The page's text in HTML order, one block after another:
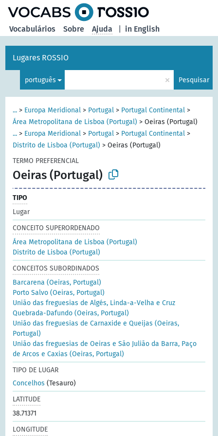
in English
Vocabulários Sobre Ajuda
Lugares ROSSIO
português × Pesquisar
... > Europa Meridional > Portugal > Portugal Continental >
Área Metropolitana de Lisboa (Portugal) >Oeiras (Portugal)
... > Europa Meridional > Portugal > Portugal Continental >
Distrito de Lisboa (Portugal) >Oeiras (Portugal)
TERMO PREFERENCIAL
Oeiras (Portugal)
TIPO
Lugar
CONCEITO SUPERORDENADO
Área Metropolitana de Lisboa (Portugal)
Distrito de Lisboa (Portugal)
CONCEITOS SUBORDINADOS
Barcarena (Oeiras, Portugal)
Porto Salvo (Oeiras, Portugal)
União das freguesias de Algés, Linda-a-Velha e Cruz
Quebrada-Dafundo (Oeiras, Portugal)
União das freguesias de Carnaxide e Queijas (Oeiras,
Portugal)
União das freguesias de Oeiras e São Julião da Barra, Paço
de Arcos e Caxias (Oeiras, Portugal)
TIPO DE LUGAR
Concelhos (Tesauro)
LATITUDE
38.71371
LONGITUDE